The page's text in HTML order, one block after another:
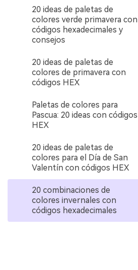
20 ideas de paletas de
colores verde primavera con
códigos hexadecimales y
consejos
20 ideas de paletas de
colores de primavera con
códigos HEX
Paletas de colores para
Pascua: 20 ideas con códigos
HEX
20 ideas de paletas de
colores para el Día de San
Valentín con códigos HEX
20 combinaciones de
colores invernales con
códigos hexadecimales